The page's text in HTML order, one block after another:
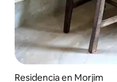
Residencia en Morjim